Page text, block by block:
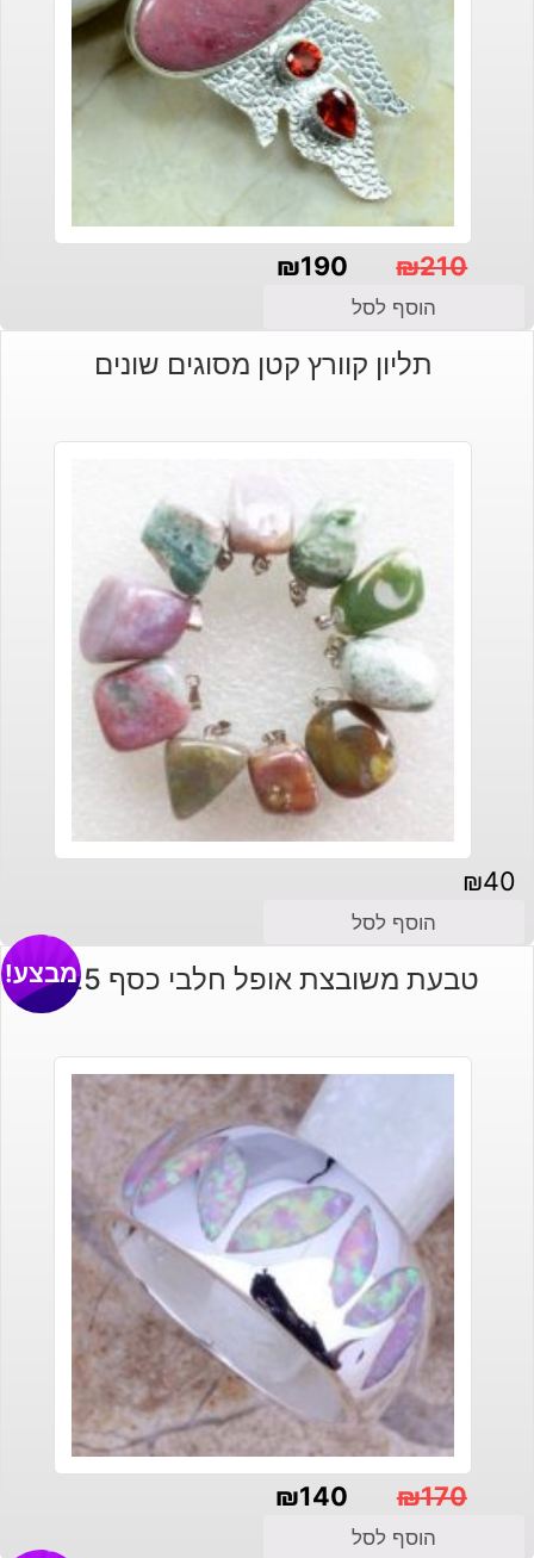
₪210
המקורי
₪190
הנוכחי
הוסף לסל
תליון קוורץ קטן מסוגים שונים
₪40
הוסף לסל
טבעת משובצת אופל חלבי כסף 925 מבצע!
₪170
₪140
הוסף לסל